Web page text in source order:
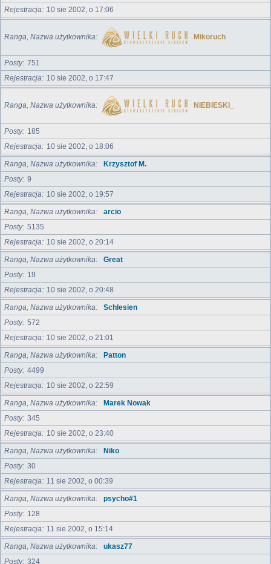
Rejestracja
10 sie 2002, o 17:06
Ranga, Nazwa użytkownika Mikoruch
Posty 751
Rejestracja
10 sie 2002, o 17:47
Ranga, Nazwa użytkownika NIEBIESKI_
Posty
185
Rejestracja
10 sie 2002, o 18:06
Ranga, Nazwa użytkownika
Krzysztof M.
Posty 9
Rejestracja
10 sie 2002, o 19:57
Ranga, Nazwa użytkownika
arcio
Posty 5135
Rejestracja
10 sie 2002, o 20:14
Ranga, Nazwa użytkownika
Great
Posty
19
Rejestracja
10 sie 2002, o 20:48
Ranga, Nazwa użytkownika
Schlesien
Posty 572
Rejestracja
10 sie 2002, o 21:01
Ranga, Nazwa użytkownika
Patton
Posty 4499
Rejestracja
10 sie 2002, o 22:59
Ranga, Nazwa użytkownika
Marek Nowak
Posty 345
Rejestracja
10 sie 2002, o 23:40
Ranga, Nazwa użytkownika
Niko
Posty 30
Rejestracja
11 sie 2002, o 00:39
Ranga, Nazwa użytkownika
psycho#1
Posty
128
Rejestracja
11 sie 2002, o 15:14
Ranga, Nazwa użytkownika
ukasz77
Posty 324